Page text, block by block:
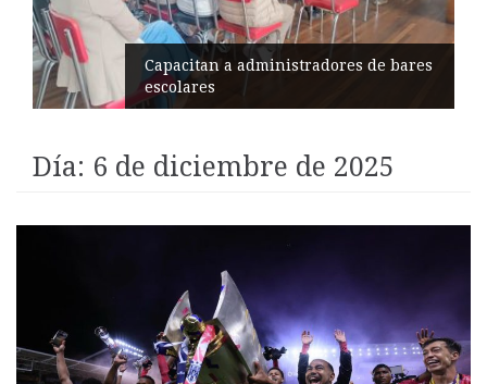
Éxito en recital de Ciudad Poética
Día: 6 de diciembre de 2025